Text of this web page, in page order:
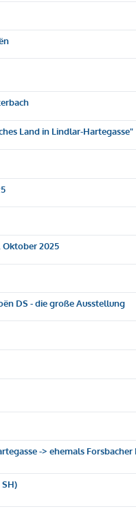
Land in Lindlar-Hartegasse"
Oktober 2025
DS - die große Ausstellung
-> ehemals Forsbacher